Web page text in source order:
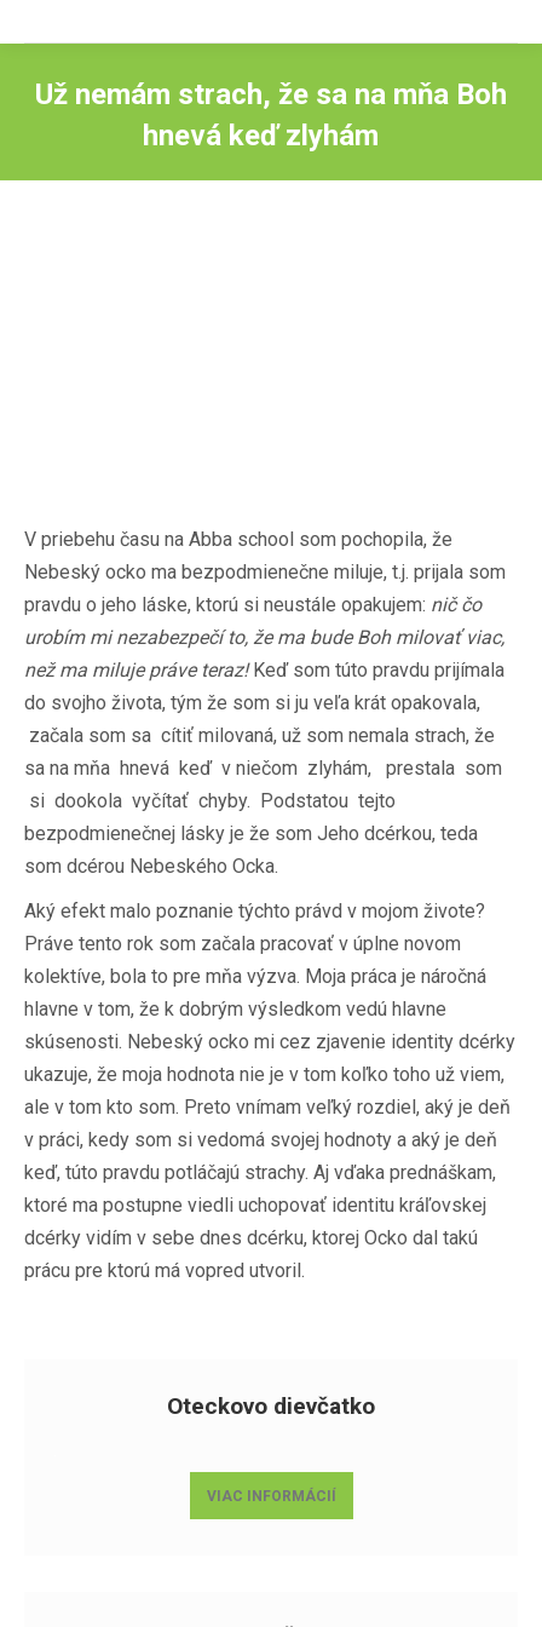
Už nemám strach, že sa na mňa Boh
hnevá keď zlyhám
V priebehu času na Abba school som pochopila, že
Nebeský ocko ma bezpodmienečne miluje, t.j. prijala som
pravdu o jeho láske, ktorú si neustále opakujem: nič čo
urobím mi nezabezpečí to, že ma bude Boh milovať viac,
než ma miluje práve teraz!Keď som túto pravdu prijímala
do svojho života, tým že som si ju veľa krát opakovala,
začala som sa cítiť milovaná, už som nemala strach, že
sa na mňa hnevá keď v niečom zlyhám, prestala som
si dookola vyčítať chyby. Podstatou tejto
bezpodmienečnej lásky je že som Jeho dcérkou, teda
som dcérou Nebeského Ocka.
Aký efekt malo poznanie týchto právd v mojom živote?
Práve tento rok som začala pracovať v úplne novom
kolektíve, bola to pre mňa výzva. Moja práca je náročná
hlavne v tom, že k dobrým výsledkom vedú hlavne
skúsenosti. Nebeský ocko mi cez zjavenie identity dcérky
ukazuje, že moja hodnota nie je v tom koľko toho už viem,
ale v tom kto som. Preto vnímam veľký rozdiel, aký je deň
v práci, kedy som si vedomá svojej hodnoty a aký je deň
keď, túto pravdu potláčajú strachy. Aj vďaka prednáškam,
ktoré ma postupne viedli uchopovať identitu kráľovskej
dcérky vidím v sebe dnes dcérku, ktorej Ocko dal takú
prácu pre ktorú má vopred utvoril.
Oteckovo dievčatko
VIAC INFORMÁCIÍ